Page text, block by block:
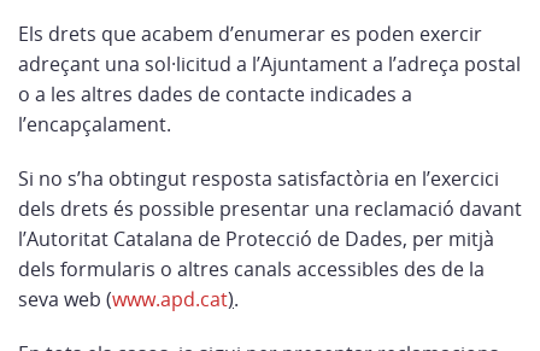
Els drets que acabem d’enumerar es poden exercir
adreçant una sol·licitud a l’Ajuntament a l’adreça postal
o a les altres dades de contacte indicades a
l’encapçalament.
Si no s’ha obtingut resposta satisfactòria en l’exercici
dels drets és possible presentar una reclamació davant
l’Autoritat Catalana de Protecció de Dades, per mitjà
dels formularis o altres canals accessibles des de la
seva web (www.apd.cat).